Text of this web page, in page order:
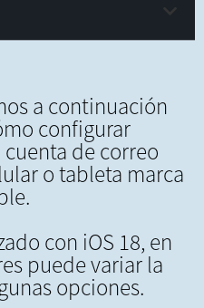
a continuación
configurar
de correo
o tableta marca
con iOS 18, en
puede variar la
opciones.